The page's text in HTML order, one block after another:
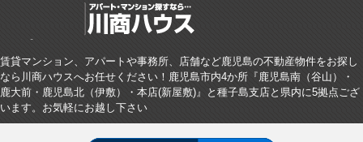
賃貸マンション、アパートや事務所、店舗など鹿児島の不動産物件をお探し
なら川商ハウスへお任せください！鹿児島市内4か所『鹿児島南（谷山）・
鹿大前・鹿児島北（伊敷）・本店(新屋敷)』と種子島支店と県内に5拠点ござ
います。お気軽にお越し下さい